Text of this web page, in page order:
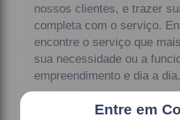
nossos clientes, e trazer
completa com o serviço.
encontre o serviço que
sua necessidade ou a
empreendimento e dia a dia.
Entre em